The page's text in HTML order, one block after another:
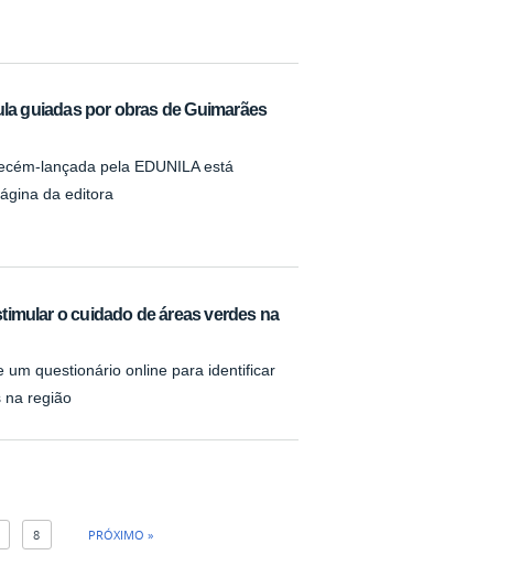
guiadas por obras de Guimarães
lançada pela EDUNILA está
da editora
o cuidado de áreas verdes na
um questionário online para identificar
na região
8 PRÓXIMO »